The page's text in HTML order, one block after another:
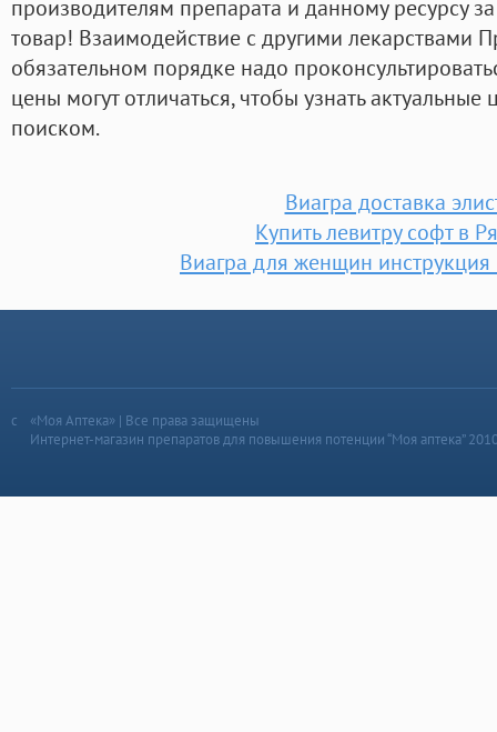
производителям препарата и данному ресурсу
товар! Взаимодействие с другими лекарствами
обязательном порядке надо
цены могут отличаться, чтобы узнать актуальные
поиском.
Виагра доставка
Купить левитру софт в
Виагра для женщин
«Моя Аптека» | Все права защищены
Интернет-магазин препаратов для повышения потенции “Моя аптека”